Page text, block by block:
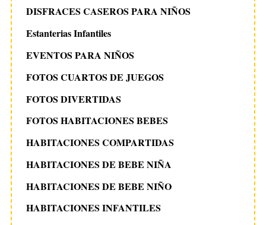
DISFRACES CASEROS PARA NIÑOS
Estanterias Infantiles
EVENTOS PARA NIÑOS
FOTOS CUARTOS DE JUEGOS
FOTOS DIVERTIDAS
FOTOS HABITACIONES BEBES
HABITACIONES COMPARTIDAS
HABITACIONES DE BEBE NIÑA
HABITACIONES DE BEBE NIÑO
HABITACIONES INFANTILES